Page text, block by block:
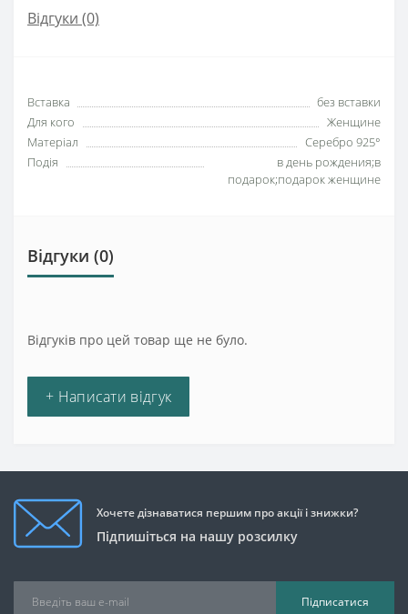
Відгуки (0)
Вставка
без вставки
Для кого
Женщине
Матеріал
Серебро 925°
Подія
в день рождения;в
подарок;подарок женщине
Відгуки (0)
Відгуків про цей товар ще не було.
+ Написати відгук
Хочете дізнаватися першим про акції і знижки?
Підпишіться на нашу розсилку
Підписатися